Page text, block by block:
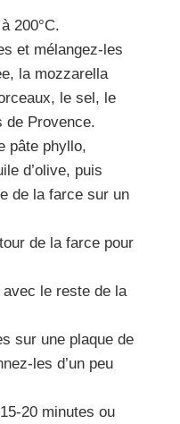
200°C.
et mélangez-les
la mozzarella
le sel, le
de Provence.
pâte phyllo,
d’olive, puis
de la farce sur un
de la farce pour
avec le reste de la
sur une plaque de
les d’un peu
20 minutes ou